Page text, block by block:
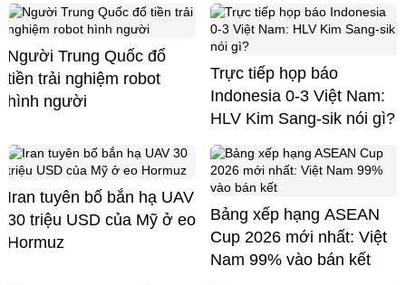
Người Trung Quốc đổ
tiền trải nghiệm robot
hình người
Trực tiếp họp báo
Indonesia 0-3 Việt Nam:
HLV Kim Sang-sik nói gì?
Iran tuyên bố bắn hạ UAV
30 triệu USD của Mỹ ở eo
Hormuz
Bảng xếp hạng ASEAN
Cup 2026 mới nhất: Việt
Nam 99% vào bán kết